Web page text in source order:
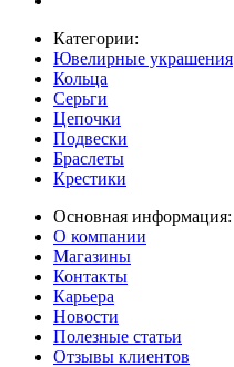
Категории:
Ювелирные украшения
Кольца
Серьги
Цепочки
Подвески
Браслеты
Крестики
Основная информация:
О компании
Магазины
Контакты
Карьера
Новости
Полезные статьи
Отзывы клиентов